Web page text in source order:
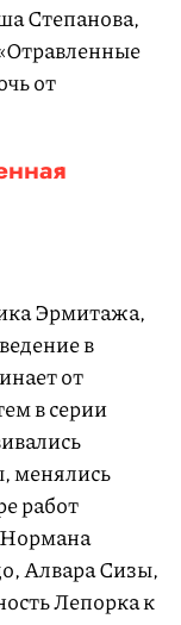
Степанова,
от
Эрмитажа,
в
от
в серии
менялись
работ
Алвара Сизы,
Лепорка к